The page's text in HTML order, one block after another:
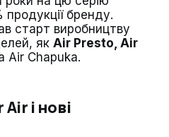
бренду.
старт виробництву
як Air Presto, Air
Air Chapuka.
і нові